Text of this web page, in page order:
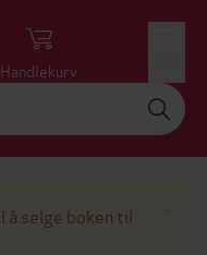
Handlekurv
selge boken til